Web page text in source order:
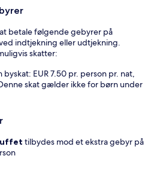
betale følgende gebyrer på
indtjekning eller udtjekning.
skatter:
EUR 7.50 pr. person pr. nat,
skat gælder ikke for børn under
tilbydes mod et ekstra gebyr på